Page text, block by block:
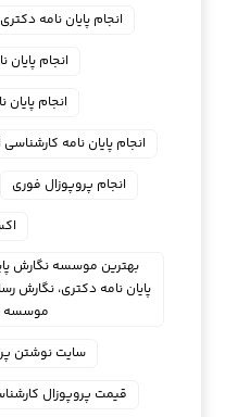
انجام پایان نامه دکتری
انجام
انجام پایان
انجام پایان نامه
انجام پروپوزال فوری
بهترین موسسه نگارش
پایان نامه دکتری، نگارش
موسسه
سایت نوشتن
قیمت پروپوزال